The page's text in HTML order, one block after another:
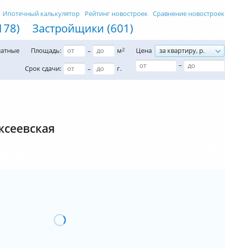
Застройщики (601)
Ипотечный калькулятор Рейтинг новостроек Сравнение новостроек
Площадь: – м2
Срок сдачи: – г.
Цена
за квартиру, р.
–